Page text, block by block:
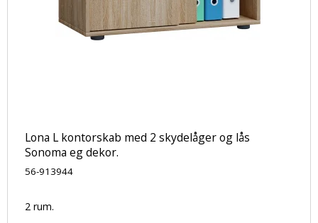
Lona L kontorskab med 2 skydelåger og lås
Sonoma eg dekor.
56-913944
2 rum.